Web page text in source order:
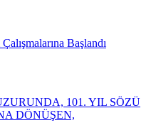
Başlandı
101. YIL SÖZÜ
DÖNÜŞEN,